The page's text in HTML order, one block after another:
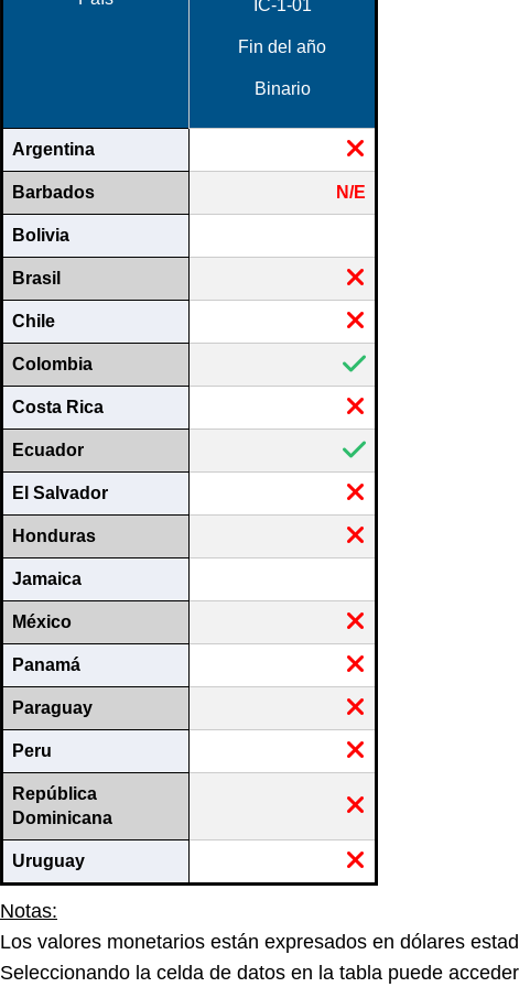
IC-1-01
Fin del año
Binario
Argentina
Barbados N/E
Bolivia
Brasil
Chile
Colombia
Costa Rica
Ecuador
El Salvador
Honduras
Jamaica
México
Panamá
Paraguay
Peru
República
Dominicana
Uruguay
Notas:
Los valores monetarios están expresados en dólares
Seleccionando la celda de datos en la tabla puede